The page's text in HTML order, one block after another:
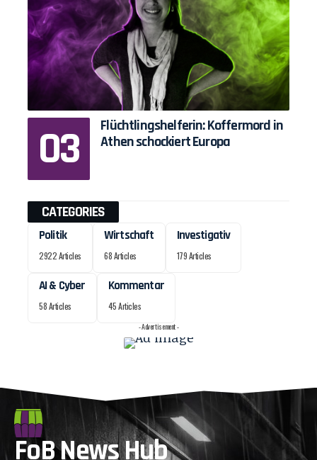
Flüchtlingshelferin: Koffermord in
Athen schockiert Europa
CATEGORIES
Politik
2922 Articles
Wirtschaft
68 Articles
Investigativ
179 Articles
AI & Cyber
58 Articles
Kommentar
45 Articles
- Advertisement -
FoB News Hub